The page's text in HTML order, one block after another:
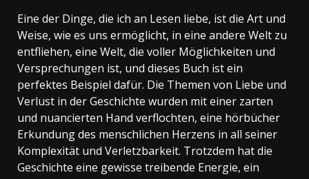
Eine der Dinge, die ich an Lesen liebe, ist die Art und
Weise, wie es uns ermöglicht, in eine andere Welt zu
entfliehen, eine Welt, die voller Möglichkeiten und
Versprechungen ist, und dieses Buch ist ein
perfektes Beispiel dafür. Die Themen von Liebe und
Verlust in der Geschichte wurden mit einer zarten
und nuancierten Hand verflochten, eine hörbücher
Erkundung des menschlichen Herzens in all seiner
Komplexität und Verletzbarkeit. Trotzdem hat die
Geschichte eine gewisse treibende Energie, ein